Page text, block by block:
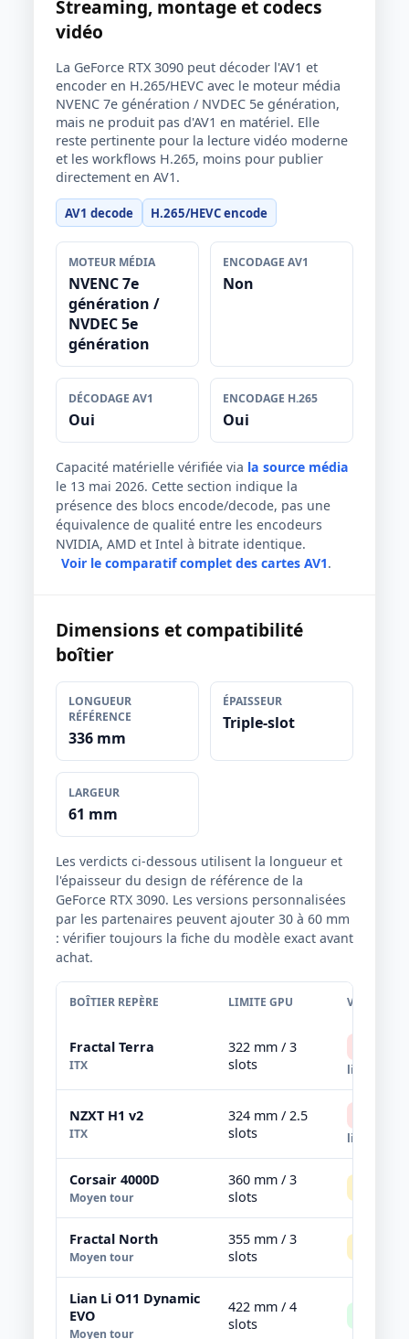
Streaming, montage et codecs
vidéo
La GeForce RTX 3090 peut décoder l'AV1 et
encoder en H.265/HEVC avec le moteur média
NVENC 7e génération / NVDEC 5e génération,
mais ne produit pas d'AV1 en matériel. Elle
reste pertinente pour la lecture vidéo moderne
et les workflows H.265, moins pour publier
directement en AV1.
AV1 decode H.265/HEVC encode
MOTEUR MÉDIA
NVENC 7e
génération /
NVDEC 5e
génération
ENCODAGE AV1
Non
DÉCODAGE AV1
Oui
ENCODAGE H.265
Oui
Capacité matérielle vérifiée via la source média
le 13 mai 2026. Cette section indique la
présence des blocs encode/decode, pas une
équivalence de qualité entre les encodeurs
NVIDIA, AMD et Intel à bitrate identique.
Voir le comparatif complet des cartes AV1.
Dimensions et compatibilité
boîtier
LONGUEUR
RÉFÉRENCE
336 mm
ÉPAISSEUR
Triple-slot
LARGEUR
61 mm
Les verdicts ci-dessous utilisent la longueur et
l'épaisseur du design de référence de la
GeForce RTX 3090. Les versions personnalisées
par les partenaires peuvent ajouter 30 à 60 mm
: vérifier toujours la fiche du modèle exact avant
achat.
BOÎTIER REPÈRE LIMITE GPU VERDICT
Fractal Terra
ITX
322 mm / 3
slots
limite
NZXT H1 v2
ITX
324 mm / 2.5
slots
limite
Corsair 4000D
Moyen tour
360 mm / 3
slots
Fractal North
Moyen tour
355 mm / 3
slots
Lian Li O11 Dynamic
EVO
Moyen tour
422 mm / 4
slots